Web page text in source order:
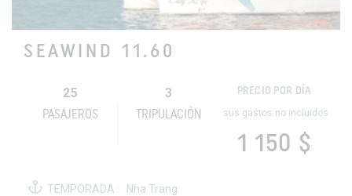
SEAWIND 11.60
25
PASAJEROS
3
TRIPULACIÓN
PRECIO POR DÍA
sus gastos no incluidos
1 150 $
TEMPORADA : Nha Trang